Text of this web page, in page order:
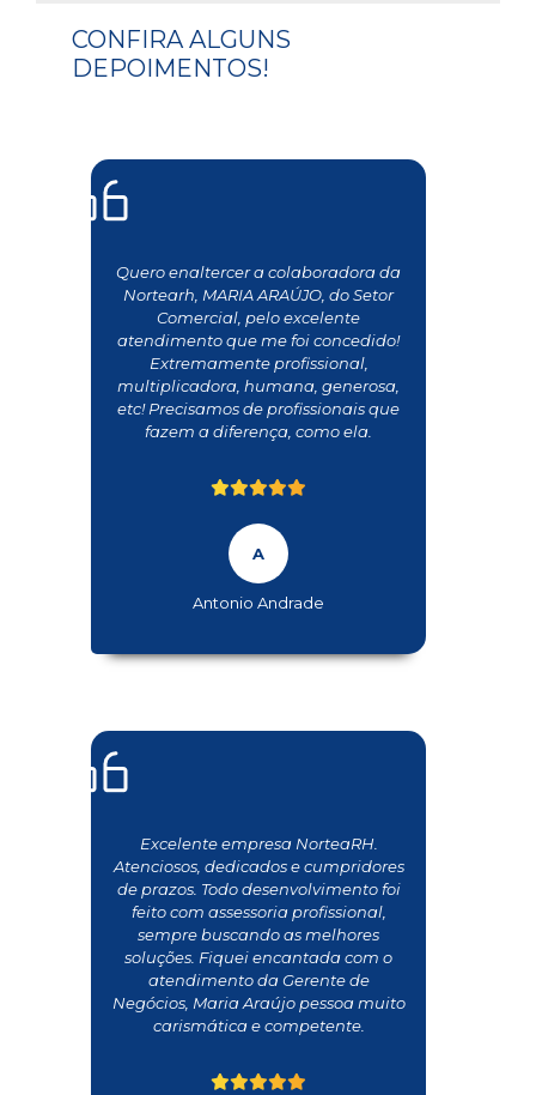
CONFIRA ALGUNS
DEPOIMENTOS!
Quero enaltercer a colaboradora da
Nortearh, MARIA ARAÚJO, do Setor
Comercial, pelo excelente
atendimento que me foi concedido!
Extremamente profissional,
multiplicadora, humana, generosa,
etc! Precisamos de profissionais que
fazem a diferença, como ela.
Antonio Andrade
Excelente empresa NorteaRH.
Atenciosos, dedicados e cumpridores
de prazos. Todo desenvolvimento foi
feito com assessoria profissional,
sempre buscando as melhores
soluções. Fiquei encantada com o
atendimento da Gerente de
Negócios, Maria Araújo pessoa muito
carismática e competente.